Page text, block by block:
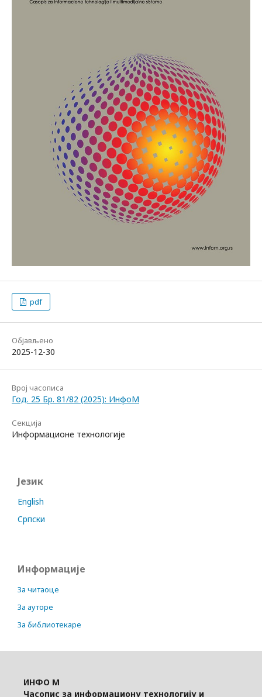
pdf
Објављено
2025-12-30
Bрој часописа
Год. 25 Бр. 81/82 (2025): ИнфоМ
Секција
Информационе технологије
Језик
English
Cрпски
Информације
За читаоце
За ауторе
За библиотекаре
ИНФО М
Часопис за информациону технологију и